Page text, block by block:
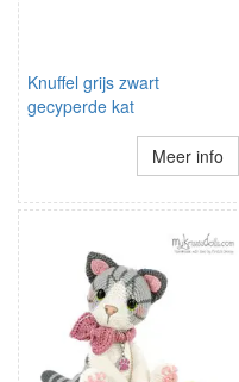
Knuffel grijs zwart
gecyperde kat
Meer info